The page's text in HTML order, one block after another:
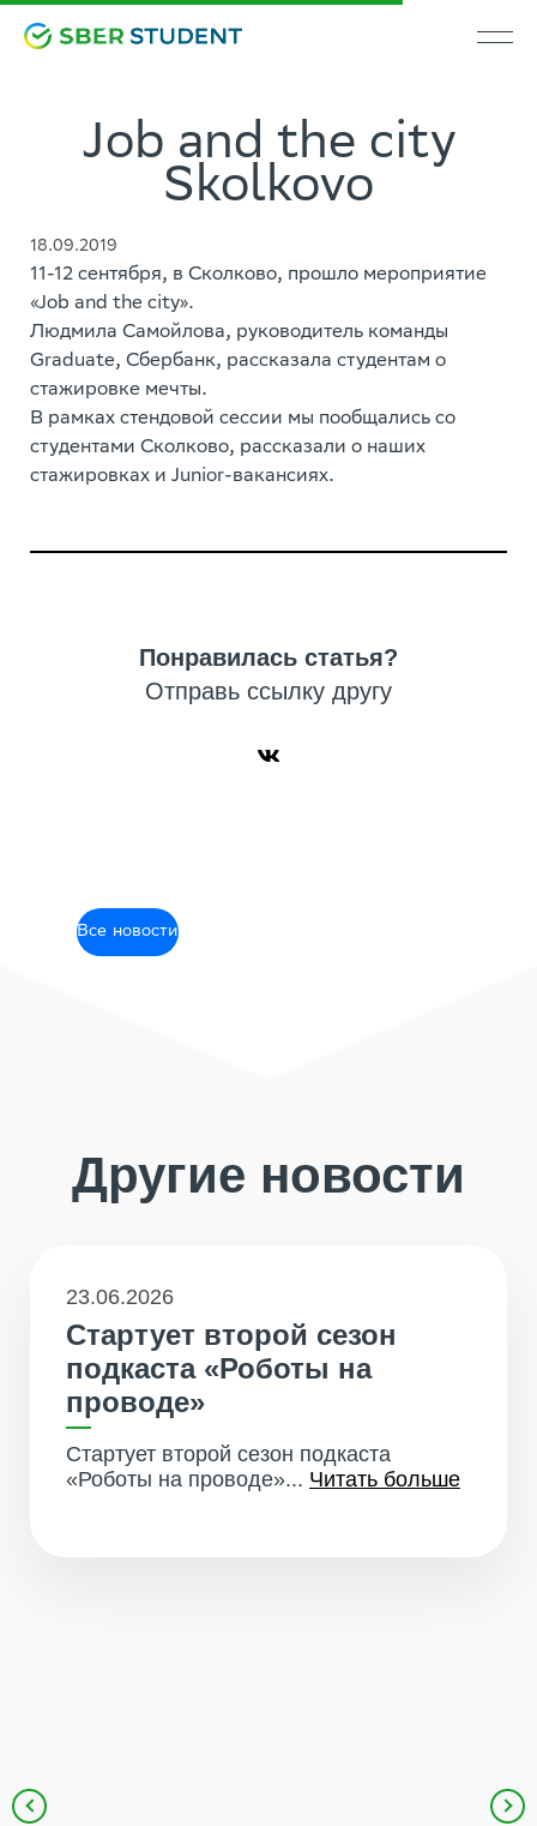
Job and the city
Skolkovo
18.09.2019
11-12 сентября, в Сколково, прошло мероприятие
«Job and the city».
Людмила Самойлова, руководитель команды
Graduate, Сбербанк, рассказала студентам о
стажировке мечты.
В рамках стендовой сессии мы пообщались со
студентами Сколково, рассказали о наших
стажировках и Junior-вакансиях.
Понравилась статья?
Отправь ссылку другу
Все новости
Другие новости
23.06.2026
Стартует второй сезон
подкаста «Роботы на
проводе»
Стартует второй сезон подкаста
«Роботы на проводе»... Читать больше